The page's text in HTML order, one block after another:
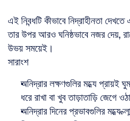
এই নিবন্ধটি কীভাবে নিদ্রাহীনতা
তার উপর আরও ঘনিষ্ঠভাবে নজর দেয়,
উভয় সময়েই।
সারাংশ
অনিদ্রার লক্ষণগুলির মধ্যে প্রায়ই
ধরে রাখা বা খুব তাড়াতাড়ি জেগে
অনিদ্রার দিনের প্রভাবগুলির মধ্যে